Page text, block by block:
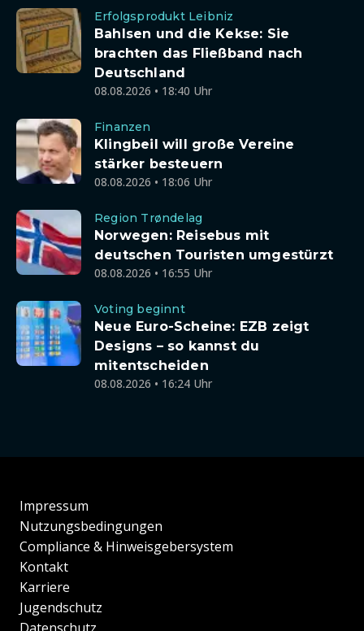
Erfolgsprodukt Leibniz
Bahlsen und die Kekse: Sie
brachten das Fließband nach
Deutschland
08.08.2026 • 18:40 Uhr
Finanzen
Klingbeil will große Vereine
stärker besteuern
08.08.2026 • 18:06 Uhr
Region Trøndelag
Norwegen: Reisebus mit
deutschen Touristen umgestürzt
08.08.2026 • 16:55 Uhr
Voting beginnt
Neue Euro-Scheine: EZB zeigt
Designs – so kannst du
mitentscheiden
08.08.2026 • 16:24 Uhr
Impressum
Nutzungsbedingungen
Compliance & Hinweisgebersystem
Kontakt
Karriere
Jugendschutz